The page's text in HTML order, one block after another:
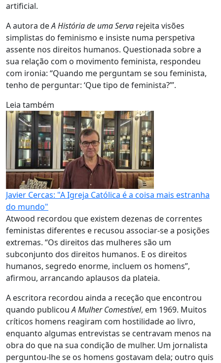
artificial.
A autora deA História de uma Serva rejeita visões
simplistas do feminismo e insiste numa perspetiva
assente nos direitos humanos. Questionada sobre a
sua relação com o movimento feminista, respondeu
com ironia: “Quando me perguntam se sou feminista,
tenho de perguntar: ‘Que tipo de feminista?’”.
Leia também
Javier Cercas: "A Igreja Católica é a coisa mais estranha
do mundo"
Atwood recordou que existem dezenas de correntes
feministas diferentes e recusou associar-se a posições
extremas. “Os direitos das mulheres são um
subconjunto dos direitos humanos. E os direitos
humanos, segredo enorme, incluem os homens”,
afirmou, arrancando aplausos da plateia.
A escritora recordou ainda a receção que encontrou
quando publicouA Mulher Comestível, em 1969. Muitos
críticos homens reagiram com hostilidade ao livro,
enquanto algumas entrevistas se centravam menos na
obra do que na sua condição de mulher. Um jornalista
perguntou-lhe se os homens gostavam dela; outro quis